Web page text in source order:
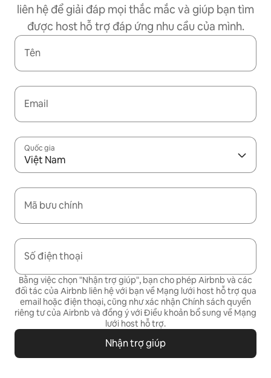
liên hệ để giải đáp mọi thắc mắc và giúp bạn tìm
được host hỗ trợ đáp ứng nhu cầu của mình.
Tên
Email
Quốc gia
Việt Nam
Mã bưu chính
Số điện thoại
Bằng việc chọn "Nhận trợ giúp", bạn cho phép Airbnb và các
đối tác của Airbnb liên hệ với bạn về Mạng lưới host hỗ trợ qua
email hoặc điện thoại, cũng như xác nhậnChính sách quyền
riêng tưcủa Airbnb và đồng ý vớiĐiều khoản bổ sung về Mạng
lưới host hỗ trợ.
Nhận trợ giúp